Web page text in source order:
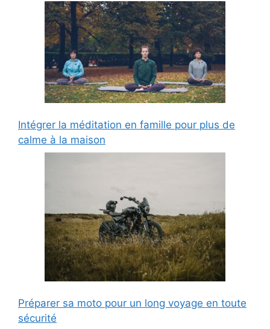
Intégrer la méditation en famille pour plus de
calme à la maison
Préparer sa moto pour un long voyage en toute
sécurité